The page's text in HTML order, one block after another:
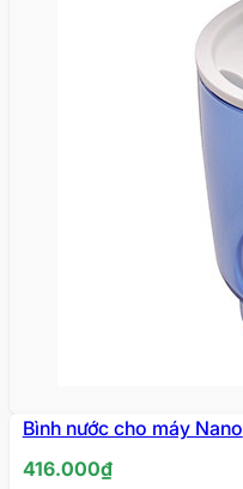
HẾT
HÀNG
Bình nước cho máy Nano
416.000₫